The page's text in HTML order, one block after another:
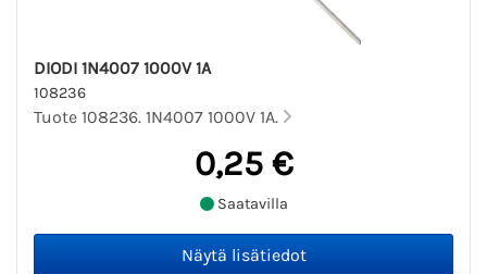
DIODI 1N4007 1000V 1A
108236
Tuote 108236. 1N4007 1000V 1A.
0,25 €
Saatavilla